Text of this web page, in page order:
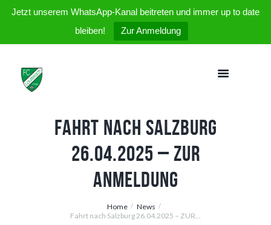
Jetzt unserem WhatsApp-Kanal beitreten und immer up to date
bleiben!
Zur Anmeldung
Fahrt nach Salzburg
26.04.2025 – ZUR
ANMELDUNG
Home
News
Fahrt nach Salzburg 26.04.2025 – ZUR...